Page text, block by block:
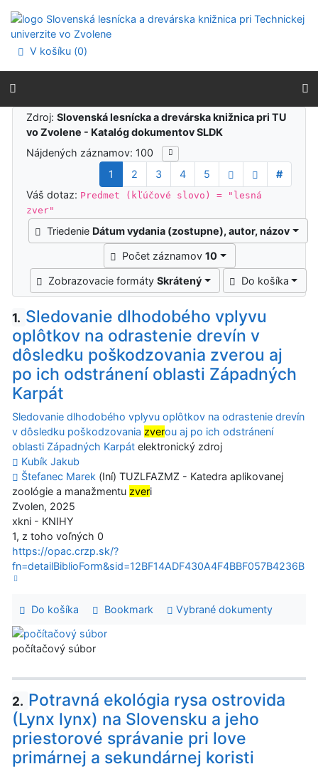
Prejsť na menu
Prehlásenie o webovej prístupnosti
V košíku (0)
Výsledky vyhľadávania
Zdroj:Slovenská lesnícka a drevárska knižnica pri TU
vo Zvolene - Katalóg dokumentov SLDK
Nájdených záznamov: 100
1
2 3 4 5
#
Váš dotaz: Predmet (kľúčové slovo) = "lesná
zver"
Triedenie Dátum vydania (zostupne), autor, názov
Počet záznamov10
Zobrazovacie formátySkrátený Do košíka
1. Sledovanie dlhodobého vplyvu
oplôtkov na odrastenie drevín v
dôsledku poškodzovania zverou aj
po ich odstránení oblasti Západných
Karpát
Sledovanie dlhodobého vplyvu oplôtkov na odrastenie drevín
v dôsledku poškodzovania zverou aj po ich odstránení
oblasti Západných Karpát elektronický zdroj
Kubík Jakub
Štefanec Marek (Iní) TUZLFAZMZ - Katedra aplikovanej
zoológie a manažmentu zveri
Zvolen, 2025
xkni - KNIHY
1, z toho voľných 0
https://opac.crzp.sk/?
fn=detailBiblioForm&sid=12BF14ADF430A4F4BBF057B4236B
Do košíka Bookmark Vybrané dokumenty
počítačový súbor
2. Potravná ekológia rysa ostrovida
(Lynx lynx) na Slovensku a jeho
priestorové správanie pri love
primárnej a sekundárnej koristi